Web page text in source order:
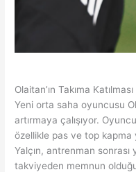
Olaitan’ın Takıma
Yeni orta saha oyuncusu
artırmaya çalışıyor.
özellikle pas ve top
Yalçın, antrenman sonrası
takviyeden memnun